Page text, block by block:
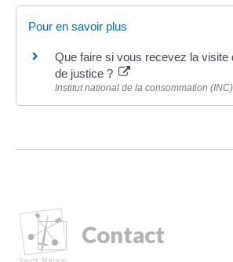
Pour en savoir plus
Que faire si vous recevez la visite
de justice ?
Institut national de la consommation (INC)
Contact